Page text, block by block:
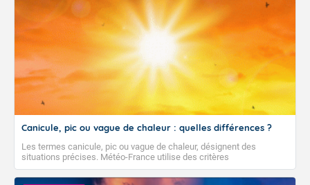
Canicule, pic ou vague de chaleur : quelles différences ?
Les termes canicule, pic ou vague de chaleur, désignent des
situations précises. Météo-France utilise des critères
climatologiques pour évaluer et qualifier les épisodes de chaleur qui
peuvent avoir des impacts sanitaires et socio-économiques